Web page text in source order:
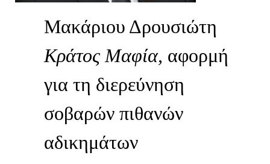
Μακάριου Δρουσιώτη
Κράτος Μαφία, αφορμή
για τη διερεύνηση
σοβαρών πιθανών
αδικημάτων